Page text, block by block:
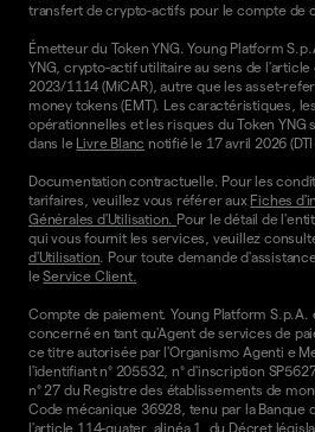
transfert de crypto-actifs pour le compte de
Émetteur du Token YNG. Young Platform
YNG, crypto-actif utilitaire au sens de l'article
2023/1114 (MiCAR), autre que les asset-
money tokens (EMT). Les caractéristiques,
opérationnelles et les risques du Token
dans le Livre Blanc notifié le 17 avril 2026 (DTI
Documentation contractuelle. Pour les
tarifaires, veuillez vous référer aux Fiches
Générales d'Utilisation. Pour le détail de
qui vous fournit les services, veuillez
d'Utilisation . Pour toute demande
leService Client.
Compte de paiement. Young Platform
concerné en tant qu'Agent de services de
ce titre autorisée par l'Organismo Agenti e
l'identifiant n° 205532, n° d'inscription
n° 27 du Registre des établissements de
Code mécanique 36928, tenu par la Banque
l'article 114-quater, alinéa 1, du Décret